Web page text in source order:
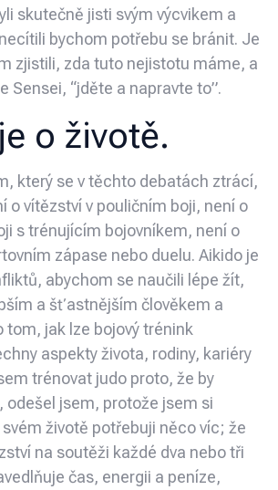
skutečně jisti svým výcvikem a
bychom potřebu se bránit. Je
zjistili, zda tuto nejistotu máme, a
Sensei, “jděte a napravte to”.
o životě.
který se v těchto debatách ztrácí,
o vítězství v pouličním boji, není o
s trénujícím bojovníkem, není o
zápase nebo duelu. Aikido je
abychom se naučili lépe žít,
a šťastnějším člověkem a
tom, jak lze bojový trénink
aspekty života, rodiny, kariéry
trénovat judo proto, že by
odešel jsem, protože jsem si
životě potřebuji něco víc; že
na soutěži každé dva nebo tři
čas, energii a peníze,